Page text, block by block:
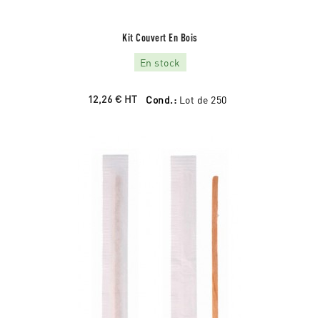
Kit Couvert En Bois
En stock
12,26 € HT Cond.: Lot de 250